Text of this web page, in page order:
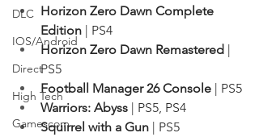
DLC
IOS/Android
Direct
High Tech
Gamescom
Horizon Zero Dawn Complete
Edition | PS4
Horizon Zero Dawn Remastered |
PS5
Football Manager 26 Console | PS5
Warriors: Abyss | PS5, PS4
Squirrel with a Gun | PS5